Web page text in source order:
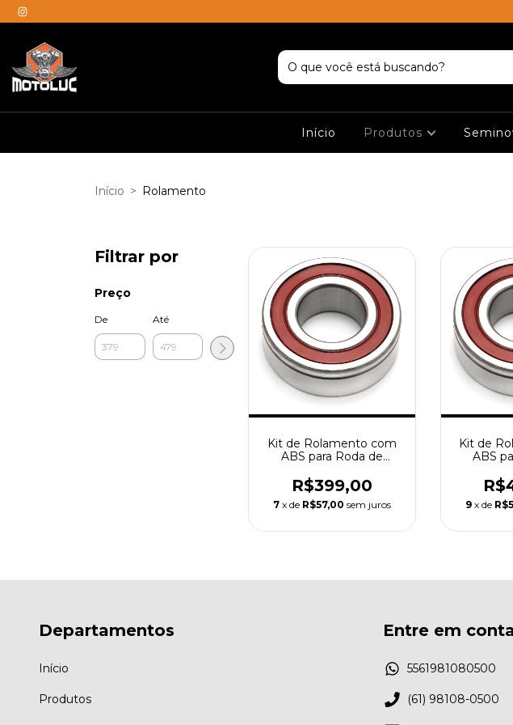
Início Produtos
Início > Rolamento
Filtrar por
Preço
De Até
Kit de Rolamento com
ABS para Roda de
R$399,00
7 x de R$57,00 sem juros
Kit de
ABS
9 x de
Departamentos
Início
Produtos
Entre em
5561981080500
(61) 98108-0500